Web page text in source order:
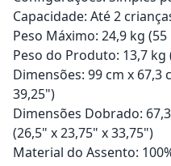
Capacidade: Até 2
Peso Máximo: 24,9 kg
Peso do Produto: 13,7 kg
Dimensões: 99 cm x 67,3
39,25")
Dimensões Dobrado:
(26,5" x 23,75" x 33,75")
Material do Assento: